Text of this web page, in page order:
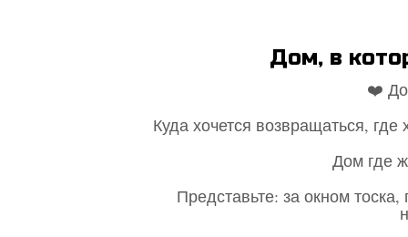
Дом, в
❤️
Куда хочется возвращаться, где
Дом где
Представьте: за окном